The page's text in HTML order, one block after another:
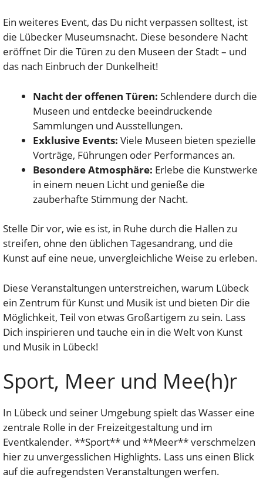
Ein weiteres Event, das Du nicht verpassen solltest, ist
die Lübecker Museumsnacht. Diese besondere Nacht
eröffnet Dir die Türen zu den Museen der Stadt – und
das nach Einbruch der Dunkelheit!
Nacht der offenen Türen: Schlendere durch die
Museen und entdecke beeindruckende
Sammlungen und Ausstellungen.
Exklusive Events: Viele Museen bieten spezielle
Vorträge, Führungen oder Performances an.
Besondere Atmosphäre: Erlebe die Kunstwerke
in einem neuen Licht und genieße die
zauberhafte Stimmung der Nacht.
Stelle Dir vor, wie es ist, in Ruhe durch die Hallen zu
streifen, ohne den üblichen Tagesandrang, und die
Kunst auf eine neue, unvergleichliche Weise zu erleben.
Diese Veranstaltungen unterstreichen, warum Lübeck
ein Zentrum für Kunst und Musik ist und bieten Dir die
Möglichkeit, Teil von etwas Großartigem zu sein. Lass
Dich inspirieren und tauche ein in die Welt von Kunst
und Musik in Lübeck!
Sport, Meer und Mee(h)r
In Lübeck und seiner Umgebung spielt das Wasser eine
zentrale Rolle in der Freizeitgestaltung und im
Eventkalender. **Sport** und **Meer** verschmelzen
hier zu unvergesslichen Highlights. Lass uns einen Blick
auf die aufregendsten Veranstaltungen werfen.